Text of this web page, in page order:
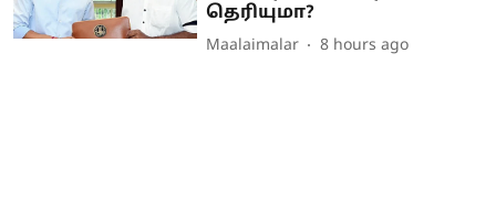
தெரியுமா?
Maalaimalar 8 hours ago